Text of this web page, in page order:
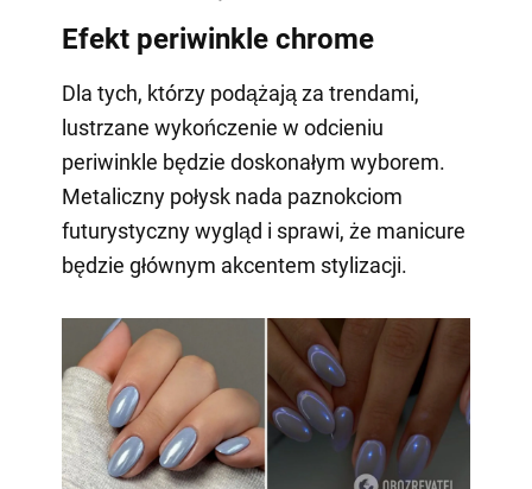
Efekt periwinkle chrome
Dla tych, którzy podążają za trendami,
lustrzane wykończenie w odcieniu
periwinkle będzie doskonałym wyborem.
Metaliczny połysk nada paznokciom
futurystyczny wygląd i sprawi, że manicure
będzie głównym akcentem stylizacji.